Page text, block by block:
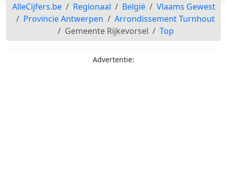
AlleCijfers.be Regionaal België
Vlaams Gewest
Provincie Antwerpen
Arrondissement Turnhout
Gemeente Rijkevorsel
Top
Advertentie: